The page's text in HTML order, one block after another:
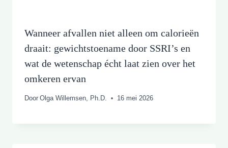
Wanneer afvallen niet alleen om calorieën
draait: gewichtstoename door SSRI’s en
wat de wetenschap écht laat zien over het
omkeren ervan
Door Olga Willemsen, Ph.D. 16 mei 2026